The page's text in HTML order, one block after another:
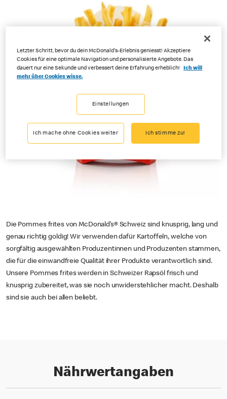
Die Pommes frites von McDonald’s® Schweiz sind knusprig, lang und
genau richtig goldig! Wir verwenden dafür Kartoffeln, welche von
sorgfältig ausgewählten Produzentinnen und Produzenten stammen,
die für die einwandfreie Qualität ihrer Produkte verantwortlich sind.
Unsere Pommes frites werden in Schweizer Rapsöl frisch und
knusprig zubereitet, was sie noch unwiderstehlicher macht. Deshalb
sind sie auch bei allen beliebt.
Nährwertangaben
Letzter Schritt, bevor du dein McDonald's-Erlebnis geniesst! Akzeptiere
Cookies für eine optimale Navigation und personalisierte Angebote. Das
dauert nur eine Sekunde und verbessert deine Erfahrung erheblich!
Ich will
mehr über Cookies wisse.
Einstellungen
Ich mache ohne Cookies weiter Ich stimme zu!